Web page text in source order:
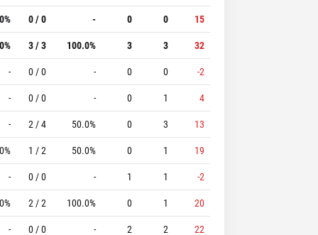
0 / 0 - 0 0
15
3 / 3 100.0% 3 3
32
-
0 / 0 - 0 0
-2
-
0 / 0 - 0 1
4
-
2 / 4 50.0% 0 3
13
1 / 2 50.0% 0 1
19
-
0 / 0 - 1 1
-2
2 / 2 100.0% 0 1
20
-
0 / 0 - 2 2
22